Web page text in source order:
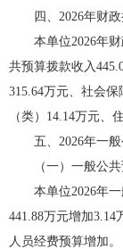
四、2026年财
本单位2026年
共预算拨款收入
315.64万元、社会
（类）14.14万元、
五、2026年一
（一）一般公
本单位2026年
441.88万元增加
人员经费预算增加。